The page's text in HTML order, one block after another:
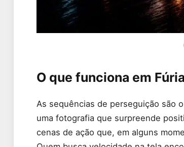
O que funciona em
As sequências de perseguição
uma fotografia que surpreende
cenas de ação que, em alguns